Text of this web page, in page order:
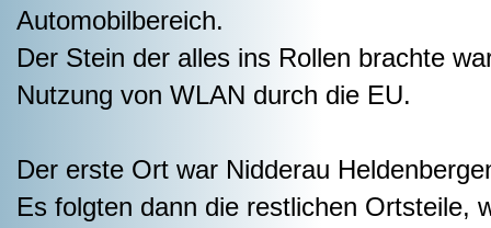
Automobilbereich.
Der Stein der alles ins Rollen brachte
Nutzung von WLAN durch die EU.
Der erste Ort war Nidderau
Es folgten dann die restlichen Ortsteile,